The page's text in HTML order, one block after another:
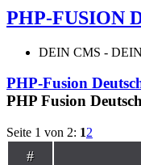
PHP-FUSION
DEIN CMS -
PHP-Fusion
PHP Fusion
Seite 1 von 2: 12
#